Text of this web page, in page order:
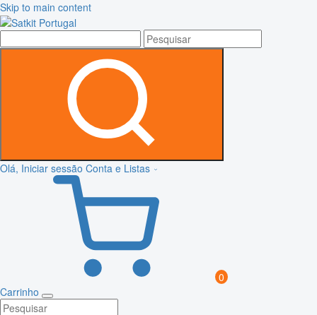
Skip to main content
Olá, Iniciar sessão Conta e Listas
0
Carrinho